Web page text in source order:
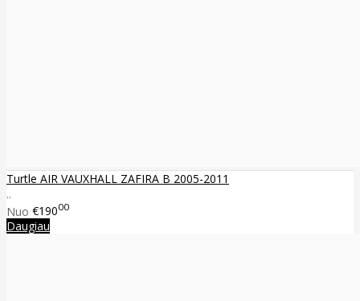
Turtle AIR VAUXHALL ZAFIRA B 2005-2011
..
Nuo €19000
Daugiau